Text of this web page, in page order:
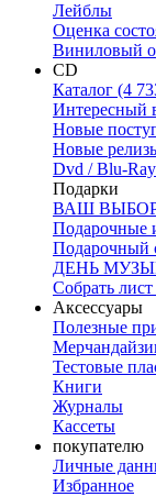
Лейблы
Оценка
Виниловый
CD
Каталог (4
Интересный
Новые
Новые
Dvd / Blu-Ray
Подарки
ВАШ
Подарочные
Подарочный
ДЕНЬ
Собрать
Аксессуары
Полезные
Тестовые
Книги
Журналы
Кассеты
покупателю
Личные
Избранное